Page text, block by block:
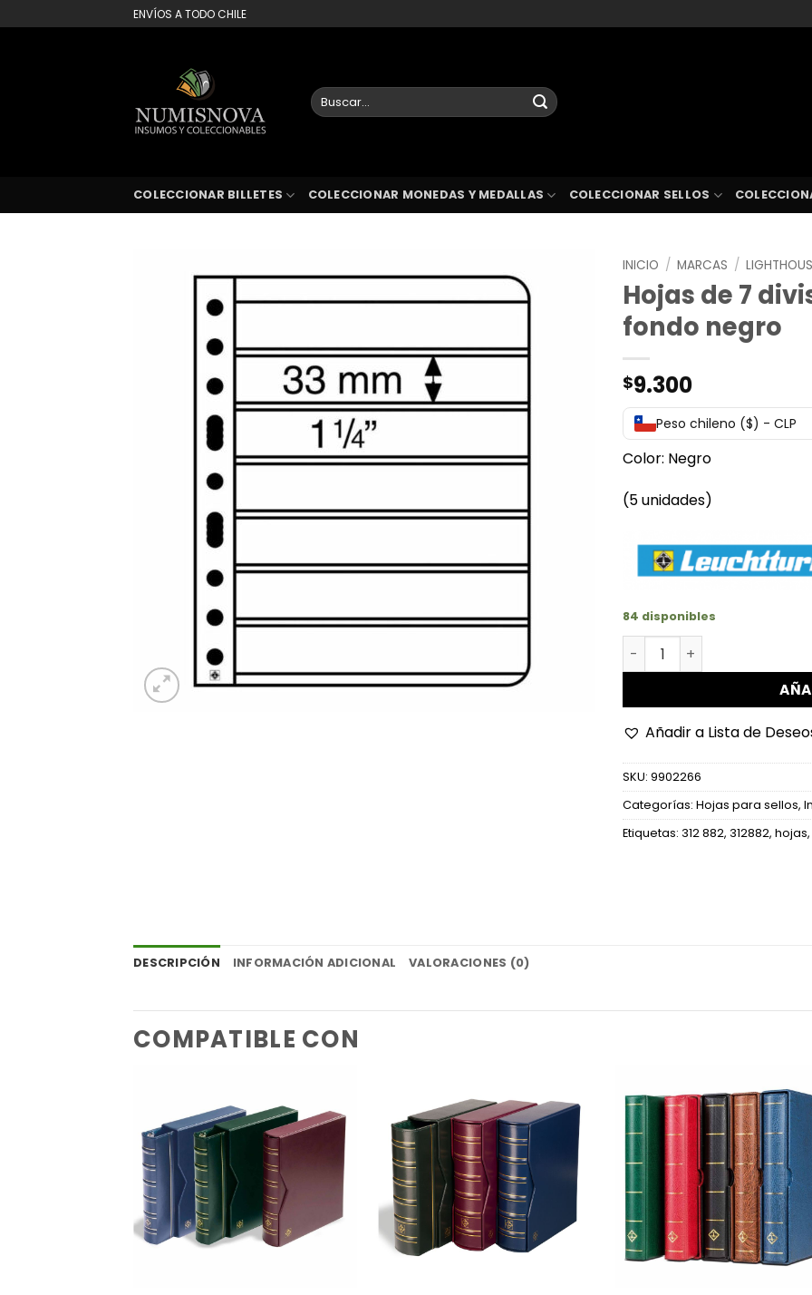
al
ENVÍOS A TODO CHILE
Buscar
por:
COLECCIONAR BILLETES COLECCIONAR MONEDAS Y MEDALLAS COLECCIONAR SELLOS
INICIO / MARCAS /
Hojas de 7
fondo negro
$9.300
Peso chileno ($) - CLP
Color: Negro
(5 unidades)
84 disponibles
Hojas de 7 divisiones
Añadir a Lista de
SKU: 9902266
Categorías: Hojas para sellos,
Etiquetas: 312 882, 312882, hojas,
DESCRIPCIÓN INFORMACIÓN ADICIONAL VALORACIONES (0)
COMPATIBLE CON